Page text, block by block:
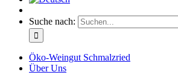
Suche nach:
Öko-Weingut Schmalzried
Über Uns